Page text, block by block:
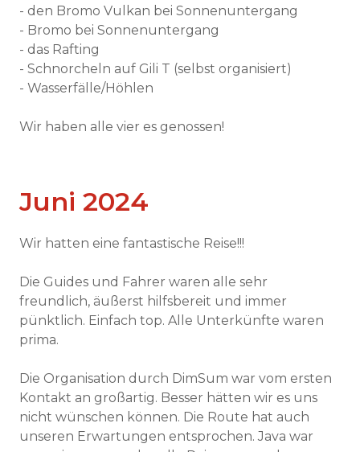
- den Bromo Vulkan bei Sonnenuntergang
- Bromo bei Sonnenuntergang
- das Rafting
- Schnorcheln auf Gili T (selbst organisiert)
- Wasserfälle/Höhlen
Wir haben alle vier es genossen!
Juni 2024
Wir hatten eine fantastische Reise!!!
Die Guides und Fahrer waren alle sehr
freundlich, äußerst hilfsbereit und immer
pünktlich. Einfach top. Alle Unterkünfte waren
prima.
Die Organisation durch DimSum war vom ersten
Kontakt an großartig. Besser hätten wir es uns
nicht wünschen können. Die Route hat auch
unseren Erwartungen entsprochen. Java war